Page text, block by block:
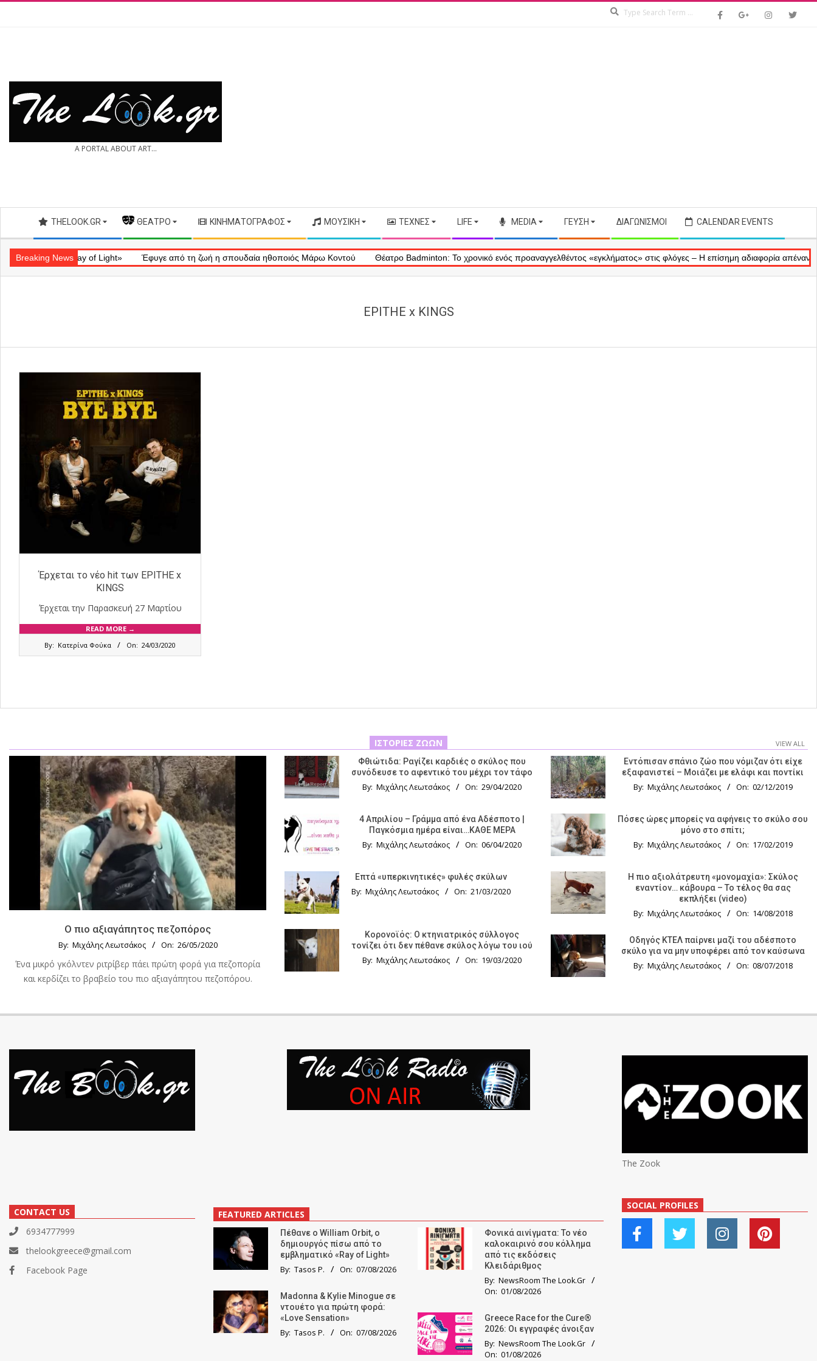
THE A PORTAL ABOUT ART...
Secondary
Navigation
Menu
THELOOK.GR — ΘΈΑΤΡΟ ΚΙΝΗΜΑΤΟΓΡΆΦΟΣ ΜΟΥΣΙΚΉ ΤΈΧΝΕΣ LIFE MEDIA ΓΕΎΣΗ ΔΙΑΓΩΝΙΣΜΟΊ CALENDAR EVENTS
Breaking News
«Ray of Light» Έφυγε από τη ζωή η σπουδαία ηθοποιός Μάρω Κοντού Θέατρο Badminton: Το χρονικό ενός προαναγγελθέντος «εγκλήματος» στις φλόγες – Η επίσημη αδιαφορία απέναντι στις
EPITHE x KINGS
Έρχεται το νέο hit των EPITHE x
KINGS
Έρχεται την Παρασκευή 27 Μαρτίου
READ MORE →
By: Κατερίνα Φούκα On: 24/03/2020
ΙΣΤΟΡΊΕΣ ΖΏΩΝ VIEW ALL
Ο πιο αξιαγάπητος πεζοπόρος
By: Μιχάλης Λεωτσάκος On: 26/05/2020
Ένα μικρό γκόλντεν ριτρίβερ πάει πρώτη φορά για πεζοπορία
και κερδίζει το βραβείο του πιο αξιαγάπητου πεζοπόρου.
Φθιώτιδα: Ραγίζει καρδιές ο σκύλος που
συνόδευσε το αφεντικό του μέχρι τον τάφο
By: Μιχάλης Λεωτσάκος On: 29/04/2020
4 Απριλίου – Γράμμα από ένα Αδέσποτο |
Παγκόσμια ημέρα είναι…ΚΑΘΕ ΜΕΡΑ
By: Μιχάλης Λεωτσάκος On: 06/04/2020
Επτά «υπερκινητικές» φυλές σκύλων
By: Μιχάλης Λεωτσάκος On: 21/03/2020
Κορονοϊός: Ο κτηνιατρικός σύλλογος
τονίζει ότι δεν πέθανε σκύλος λόγω του ιού
By: Μιχάλης Λεωτσάκος On: 19/03/2020
Εντόπισαν σπάνιο ζώο που νόμιζαν ότι είχε
εξαφανιστεί – Μοιάζει με ελάφι και ποντίκι
By: Μιχάλης Λεωτσάκος On: 02/12/2019
Πόσες ώρες μπορείς να αφήνεις το σκύλο σου
μόνο στο σπίτι;
By: Μιχάλης Λεωτσάκος On: 17/02/2019
Η πιο αξιολάτρευτη «μονομαχία»: Σκύλος
εναντίον… κάβουρα – Το τέλος θα σας
εκπλήξει (video)
By: Μιχάλης Λεωτσάκος On: 14/08/2018
Οδηγός KTΕΛ παίρνει μαζί του αδέσποτο
σκύλο για να μην υποφέρει από τον καύσωνα
By: Μιχάλης Λεωτσάκος On: 08/07/2018
CONTACT US
6934777999
thelookgreece@gmail.com
Facebook Page
FEATURED ARTICLES
Πέθανε ο William Orbit, ο
δημιουργός πίσω από το
εμβληματικό «Ray of Light»
By: Tasos P. On: 07/08/2026
Madonna & Kylie Minogue σε
ντουέτο για πρώτη φορά:
«Love Sensation»
By: Tasos P. On: 07/08/2026
Φονικά αινίγματα: Το νέο
καλοκαιρινό σου κόλλημα
από τις εκδόσεις
Κλειδάριθμος
By: NewsRoom The Look.Gr
On: 01/08/2026
Greece Race for the Cure®
2026: Οι εγγραφές άνοιξαν
By: NewsRoom The Look.Gr
On: 01/08/2026
The Zook
SOCIAL PROFILES